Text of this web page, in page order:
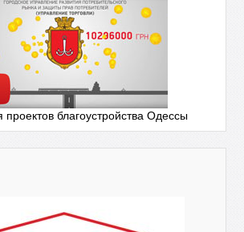
проектов благоустройства Одессы